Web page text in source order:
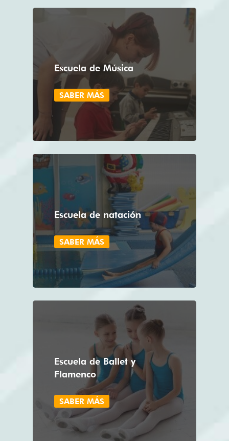
Escuela de Música
SABER MÁS
Escuela de natación
SABER MÁS
Escuela de Ballet y
Flamenco
SABER MÁS